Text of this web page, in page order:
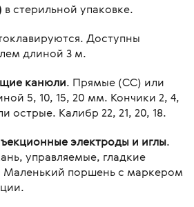
в стерильной упаковке.
Доступны
длиной З м.
канюли. Прямые (СС) или
5, 10, 15, 20 мм. Кончики 2, 4,
острые. Калибр 22, 21, 20, 18.
электроды и иглы.
управляемые, гладкие
Маленький поршень с маркером